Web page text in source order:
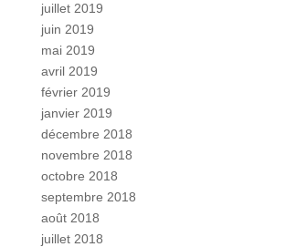
juillet 2019
juin 2019
mai 2019
avril 2019
février 2019
janvier 2019
décembre 2018
novembre 2018
octobre 2018
septembre 2018
août 2018
juillet 2018